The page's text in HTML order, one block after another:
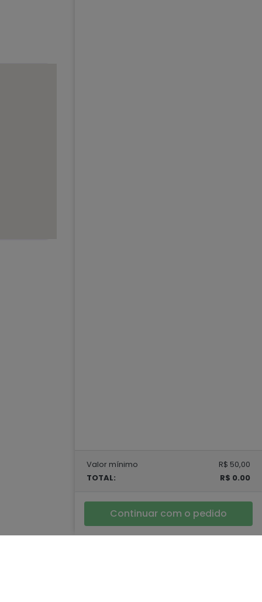
Valor mínimo
R$ 50,00
TOTAL:
R$ 0.00
Continuar com o pedido